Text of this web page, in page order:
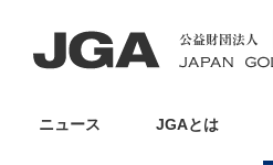
ニュース JGAとは